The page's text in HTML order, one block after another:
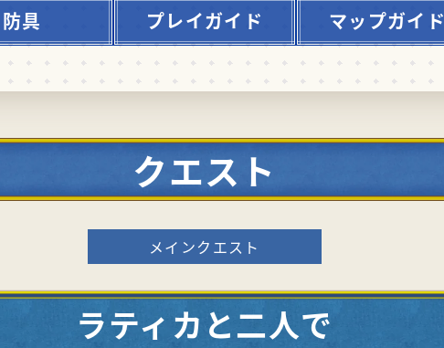
防具
プレイガイド マップガイド
クエスト
メインクエスト
ラティカと二人で